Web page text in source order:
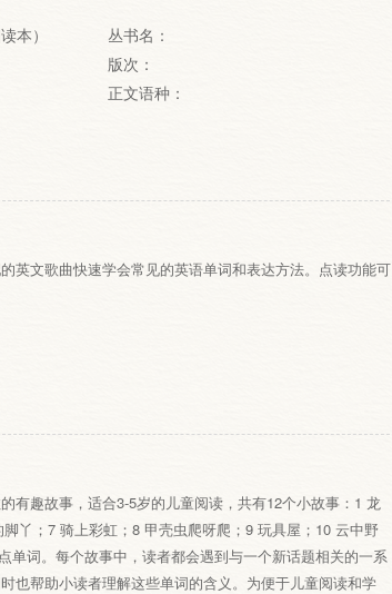
本）
丛书名：
版次：
正文语种：
英文歌曲快速学会常见的英语单词和表达方法。点读功能可
有趣故事，适合3-5岁的儿童阅读，共有12个小故事：1 龙
丫；7 骑上彩虹；8 甲壳虫爬呀爬；9 玩具屋；10 云中野
词。每个故事中，读者都会遇到与一个新话题相关的一系
也帮助小读者理解这些单词的含义。为便于儿童阅读和学